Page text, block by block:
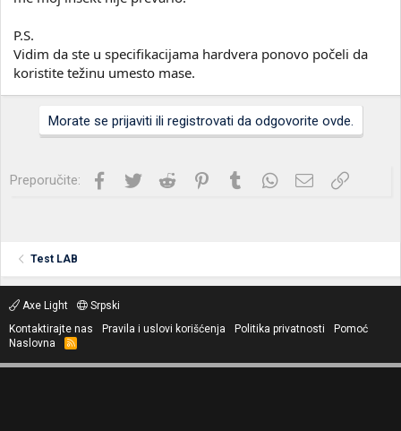
P.S.
Vidim da ste u specifikacijama hardvera ponovo počeli da
koristite težinu umesto mase.
Morate se prijaviti ili registrovati da odgovorite ovde.
Preporučite: Facebook
Twitter Reddit PinterestTumblrWhatsApp
Imejl Link
Test LAB
Axe Light
Srpski
Kontaktirajte nas
Pravila i uslovi korišćenja Politika privatnosti
Pomoć
Naslovna
R
S